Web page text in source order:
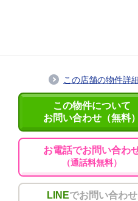
この店舗の物件詳
この物件について
お問い合わせ（無料）
お電話でお問い合わ
（通話料無料）
LINEでお問い合わせ